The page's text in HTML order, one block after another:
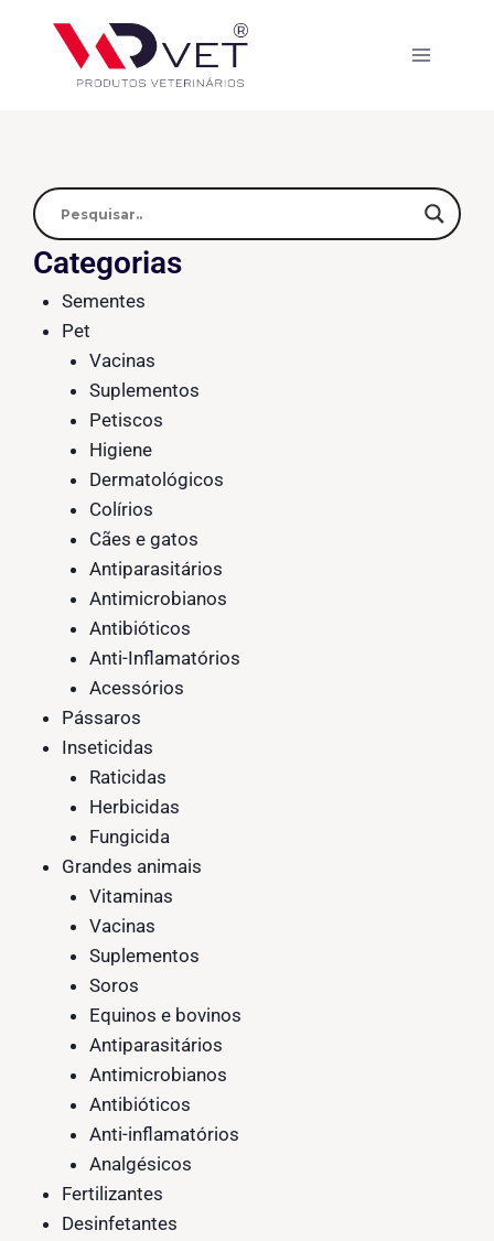
Categorias
Sementes
Pet
Vacinas
Suplementos
Petiscos
Higiene
Dermatológicos
Colírios
Cães e gatos
Antiparasitários
Antimicrobianos
Antibióticos
Anti-Inflamatórios
Acessórios
Pássaros
Inseticidas
Raticidas
Herbicidas
Fungicida
Grandes animais
Vitaminas
Vacinas
Suplementos
Soros
Equinos e bovinos
Antiparasitários
Antimicrobianos
Antibióticos
Anti-inflamatórios
Analgésicos
Fertilizantes
Desinfetantes